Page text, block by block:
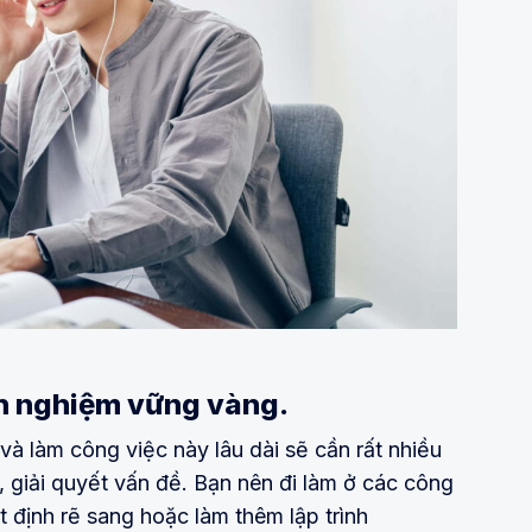
nghiệm vững vàng.
làm công việc này lâu dài sẽ cần rất nhiều
quyết vấn đề. Bạn nên đi làm ở các công
rẽ sang hoặc làm thêm lập trình